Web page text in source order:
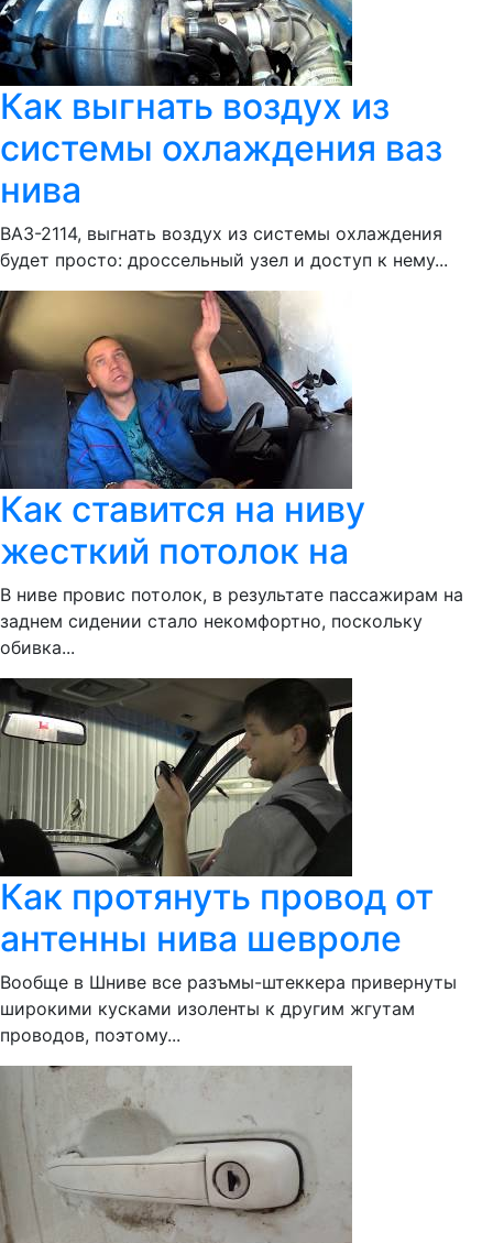
Как выгнать воздух из
системы охлаждения ваз
нива
ВАЗ-2114, выгнать воздух из системы охлаждения
будет просто: дроссельный узел и доступ к нему...
Как ставится на ниву
жесткий потолок на
В ниве провис потолок, в результате пассажирам на
заднем сидении стало некомфортно, поскольку
обивка...
Как протянуть провод от
антенны нива шевроле
Вообще в Шниве все разъмы-штеккера привернуты
широкими кусками изоленты к другим жгутам
проводов, поэтому...